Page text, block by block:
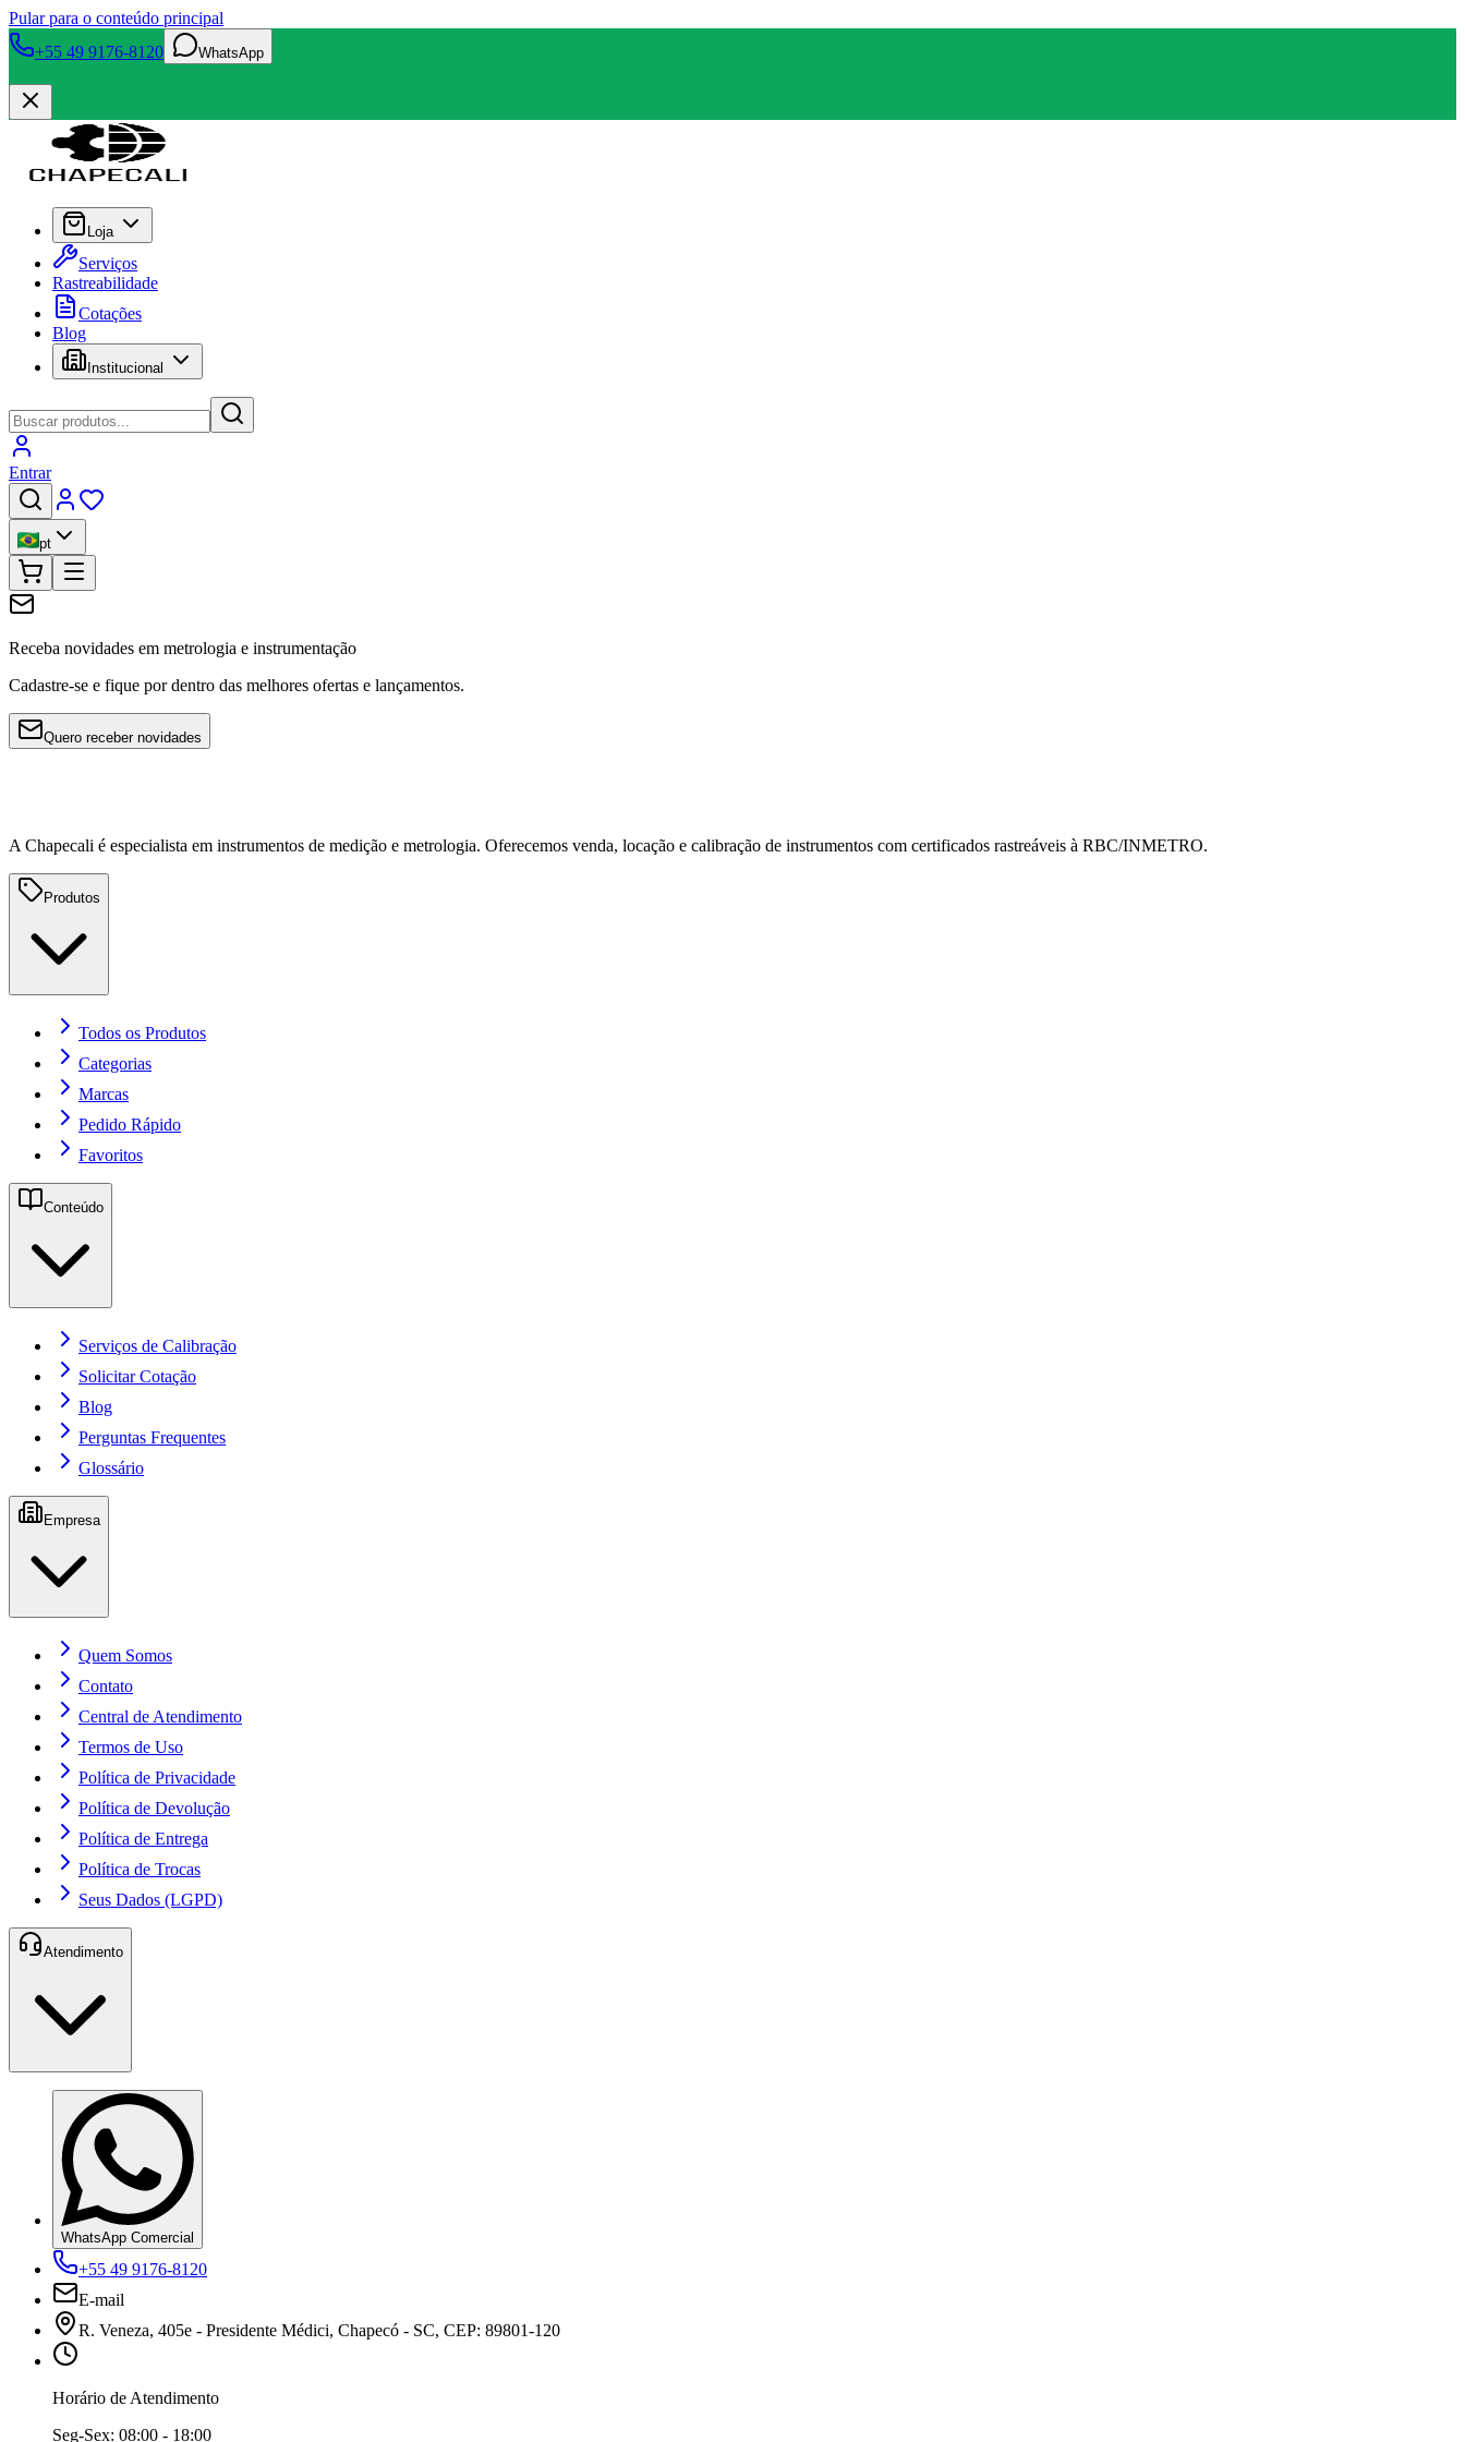
Pular para o conteúdo principal
+55 49 9176-8120
WhatsApp
Loja
Serviços
Rastreabilidade
Cotações
Blog
Institucional
Entrar
pt
Receba novidades em metrologia e instrumentação
Cadastre-se e fique por dentro das melhores ofertas e lançamentos.
Quero receber novidades
A Chapecali é especialista em instrumentos de medição e metrologia. Oferecemos venda, locação e calibração de instrumentos com certificados rastreáveis à RBC/INMETRO.
Produtos
Todos os Produtos
Categorias
Marcas
Pedido Rápido
Favoritos
Conteúdo
Serviços de Calibração
Solicitar Cotação
Blog
Perguntas Frequentes
Glossário
Empresa
Quem Somos
Contato
Central de Atendimento
Termos de Uso
Política de Privacidade
Política de Devolução
Política de Entrega
Política de Trocas
Seus Dados (LGPD)
Atendimento
WhatsApp Comercial
+55 49 9176-8120
E-mail
R. Veneza, 405e - Presidente Médici, Chapecó - SC, CEP: 89801-120
Horário de Atendimento
Seg-Sex: 08:00 - 18:00